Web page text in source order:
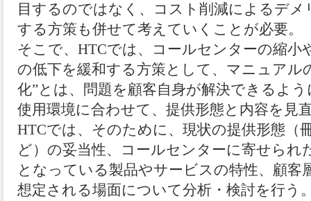
目するのではなく、コスト削減によるデ
する方策も併せて考えていくことが必要。
そこで、HTCでは、コールセンターの縮小
の低下を緩和する方策として、マニュアル
化”とは、問題を顧客自身が解決できるよ
使用環境に合わせて、提供形態と内容を見
HTCでは、そのために、現状の提供形態（
ど）の妥当性、コールセンターに寄せられ
となっている製品やサービスの特性、顧客
想定される場面について分析・検討を行う